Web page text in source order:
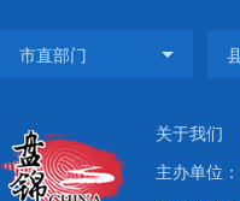
关于我们
主办单位